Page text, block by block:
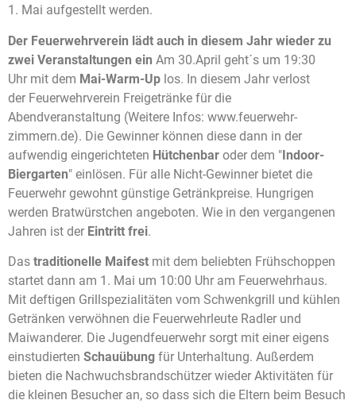
1. Mai aufgestellt werden.
Der Feuerwehrverein lädt auch in diesem Jahr wieder zu
zwei Veranstaltungen ein Am 30.April geht´s um 19:30
Uhr mit dem Mai-Warm-Up los. In diesem Jahr verlost
der Feuerwehrverein Freigetränke für die
Abendveranstaltung (Weitere Infos: www.feuerwehr-
zimmern.de). Die Gewinner können diese dann in der
aufwendig eingerichteten Hütchenbar oder dem "Indoor-
Biergarten" einlösen. Für alle Nicht-Gewinner bietet die
Feuerwehr gewohnt günstige Getränkpreise. Hungrigen
werden Bratwürstchen angeboten. Wie in den vergangenen
Jahren ist der Eintritt frei.
Das traditionelle Maifest mit dem beliebten Frühschoppen
startet dann am 1. Mai um 10:00 Uhr am Feuerwehrhaus.
Mit deftigen Grillspezialitäten vom Schwenkgrill und kühlen
Getränken verwöhnen die Feuerwehrleute Radler und
Maiwanderer. Die Jugendfeuerwehr sorgt mit einer eigens
einstudierten Schauübung für Unterhaltung. Außerdem
bieten die Nachwuchsbrandschützer wieder Aktivitäten für
die kleinen Besucher an, so dass sich die Eltern beim Besuch